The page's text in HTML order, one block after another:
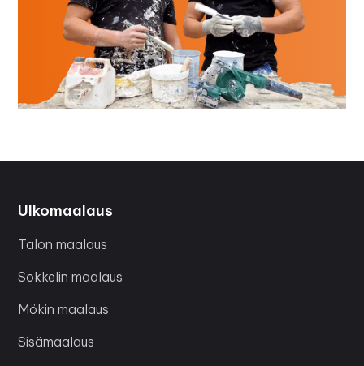
Ulkomaalaus
Talon maalaus
Sokkelin maalaus
Mökin maalaus
Sisämaalaus